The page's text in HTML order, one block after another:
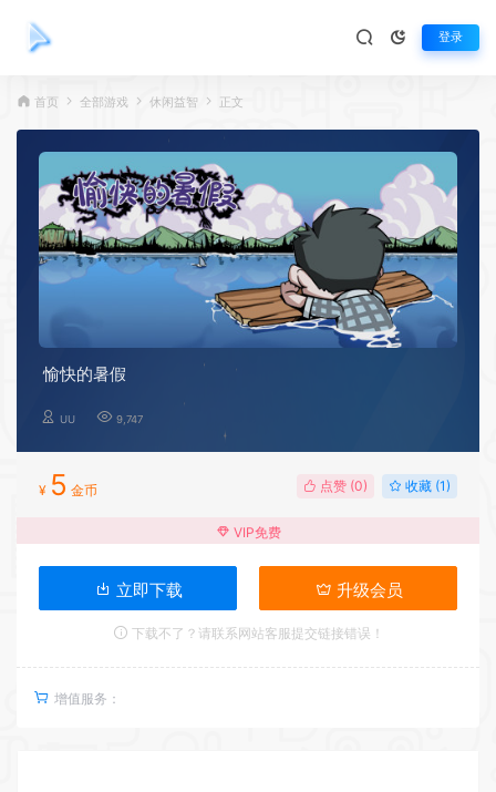
登录
首页 全部游戏 休闲益智 正文
愉快的暑假
UU 9,747
¥ 5 金币 点赞 (0) 收藏 (1)
VIP免费
立即下载 升级会员
下载不了？请联系网站客服提交链接错误！
增值服务：